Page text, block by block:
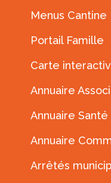
Menus Cantine
Portail Famille
Carte
Annuaire
Annuaire Santé
Annuaire
Arrêtés